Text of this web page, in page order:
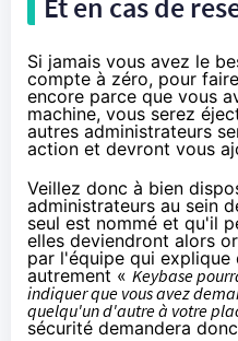
Et en cas de
Si jamais vous avez le
compte à zéro, pour
encore parce que vous
machine, vous serez
autres administrateurs
action et devront vous
Veillez donc à bien
administrateurs au sein
seul est nommé et qu'il
elles deviendront alors
par l'équipe qui explique
autrement « Keybase
indiquer que vous avez
quelqu'un d'autre à votre
sécurité demandera